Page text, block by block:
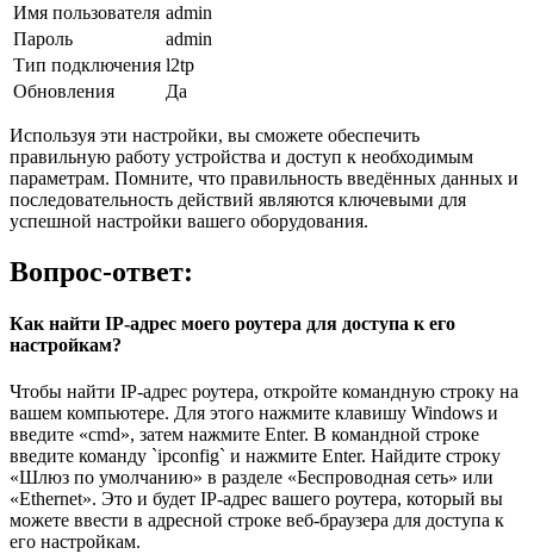
Имя пользователя admin
Пароль
admin
Тип подключения l2tp
Обновления
Да
Используя эти настройки, вы сможете обеспечить
правильную работу устройства и доступ к необходимым
параметрам. Помните, что правильность введённых данных и
последовательность действий являются ключевыми для
успешной настройки вашего оборудования.
Вопрос-ответ:
Как найти IP-адрес моего роутера для доступа к его
настройкам?
Чтобы найти IP-адрес роутера, откройте командную строку на
вашем компьютере. Для этого нажмите клавишу Windows и
введите «cmd», затем нажмите Enter. В командной строке
введите команду `ipconfig` и нажмите Enter. Найдите строку
«Шлюз по умолчанию» в разделе «Беспроводная сеть» или
«Ethernet». Это и будет IP-адрес вашего роутера, который вы
можете ввести в адресной строке веб-браузера для доступа к
его настройкам.